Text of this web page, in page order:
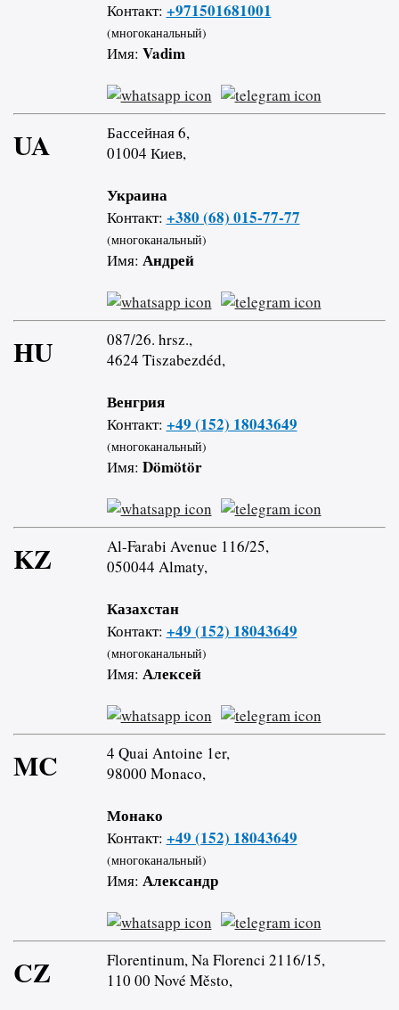
Контакт: +971501681001
(многоканальный)
Имя: Vadim
UA
Бассейная 6,
01004 Киев,
Украина
Контакт: +380 (68) 015-77-77
(многоканальный)
Имя: Андрей
HU
087/26. hrsz.,
4624 Tiszabezdéd,
Венгрия
Контакт: +49 (152) 18043649
(многоканальный)
Имя: Dömötör
KZ
Al-Farabi Avenue 116/25,
050044 Almaty,
Казахстан
Контакт: +49 (152) 18043649
(многоканальный)
Имя: Алексей
MC
4 Quai Antoine 1er,
98000 Monaco,
Монако
Контакт: +49 (152) 18043649
(многоканальный)
Имя: Александр
CZ
Florentinum, Na Florenci 2116/15,
110 00 Nové Město,